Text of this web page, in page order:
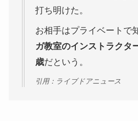
打ち明けた。
お相手はプライベートで
ガ教室のインストラクタ
歳だという。
引用：ライブドアニュース